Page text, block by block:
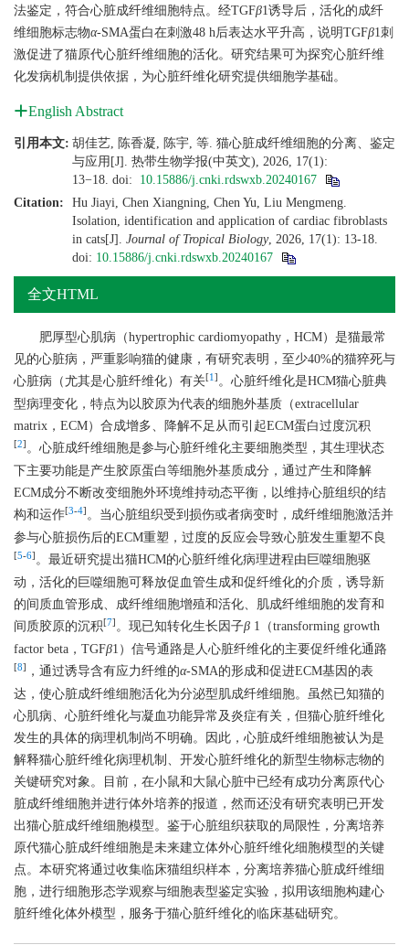
法鉴定，符合心脏成纤维细胞特点。经TGFβ1诱导后，活化的成纤
维细胞标志物α-SMA蛋白在刺激48 h后表达水平升高，说明TGFβ1刺
激促进了猫原代心脏纤维细胞的活化。研究结果可为探究心脏纤维
化发病机制提供依据，为心脏纤维化研究提供细胞学基础。
English Abstract
引用本文: 胡佳艺, 陈香凝, 陈宇, 等. 猫心脏成纤维细胞的分离、鉴定
与应用[J]. 热带生物学报(中英文), 2026, 17(1):
13−18. doi: 10.15886/j.cnki.rdswxb.20240167
Citation:
Hu Jiayi, Chen Xiangning, Chen Yu, Liu Mengmeng.
Isolation, identification and application of cardiac fibroblasts
in cats[J]. Journal of Tropical Biology, 2026, 17(1): 13-18.
doi: 10.15886/j.cnki.rdswxb.20240167
全文HTML
肥厚型心肌病（hypertrophic cardiomyopathy，HCM）是猫最常
见的心脏病，严重影响猫的健康，有研究表明，至少40%的猫猝死与
心脏病（尤其是心脏纤维化）有关[1 ] 。心脏纤维化是HCM猫心脏典
型病理变化，特点为以胶原为代表的细胞外基质（extracellular
matrix，ECM）合成增多、降解不足从而引起ECM蛋白过度沉积
[2] 。心脏成纤维细胞是参与心脏纤维化主要细胞类型，其生理状态
下主要功能是产生胶原蛋白等细胞外基质成分，通过产生和降解
ECM成分不断改变细胞外环境维持动态平衡，以维持心脏组织的结
构和运作[3-4] 。当心脏组织受到损伤或者病变时，成纤维细胞激活并
参与心脏损伤后的ECM重塑，过度的反应会导致心脏发生重塑不良
[5-6] 。最近研究提出猫HCM的心脏纤维化病理进程由巨噬细胞驱
动，活化的巨噬细胞可释放促血管生成和促纤维化的介质，诱导新
的间质血管形成、成纤维细胞增殖和活化、肌成纤维细胞的发育和
间质胶原的沉积[7] 。现已知转化生长因子β 1（transforming growth
factor beta，TGFβ1）信号通路是人心脏纤维化的主要促纤维化通路
[8] ，通过诱导含有应力纤维的α-SMA的形成和促进ECM基因的表
达，使心脏成纤维细胞活化为分泌型肌成纤维细胞。虽然已知猫的
心肌病、心脏纤维化与凝血功能异常及炎症有关，但猫心脏纤维化
发生的具体的病理机制尚不明确。因此，心脏成纤维细胞被认为是
解释猫心脏纤维化病理机制、开发心脏纤维化的新型生物标志物的
关键研究对象。目前，在小鼠和大鼠心脏中已经有成功分离原代心
脏成纤维细胞并进行体外培养的报道，然而还没有研究表明已开发
出猫心脏成纤维细胞模型。鉴于心脏组织获取的局限性，分离培养
原代猫心脏成纤维细胞是未来建立体外心脏纤维化细胞模型的关键
点。本研究将通过收集临床猫组织样本，分离培养猫心脏成纤维细
胞，进行细胞形态学观察与细胞表型鉴定实验，拟用该细胞构建心
脏纤维化体外模型，服务于猫心脏纤维化的临床基础研究。